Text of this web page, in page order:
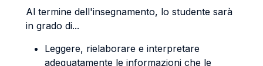
Al termine dell'insegnamento, lo studente sarà
in grado di...
Leggere, rielaborare e interpretare
adeguatamente le informazioni che le